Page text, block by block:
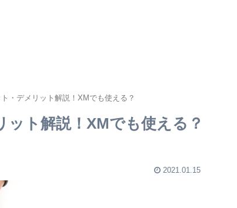
ト・デメリット解説！XMでも使える？
ット解説！XMでも使える？
2021.01.15